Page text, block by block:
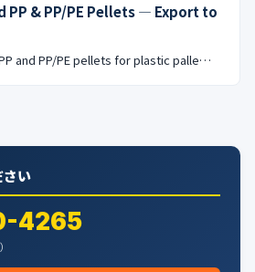
PP & PP/PE Pellets — Export to
and PP/PE pellets for plastic palle…
さい
4265